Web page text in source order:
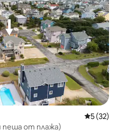
Средна
5 (32)
пеша от плажа)